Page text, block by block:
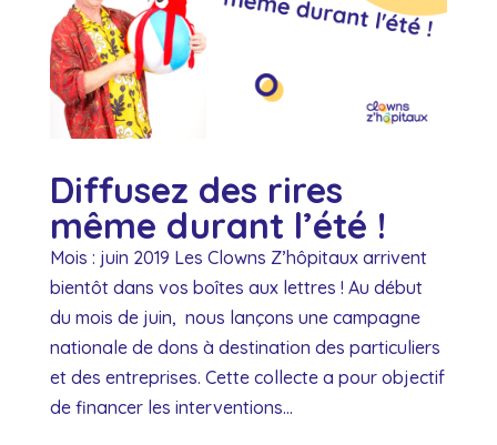
Diffusez des rires
même durant l’été !
Mois : juin 2019 Les Clowns Z’hôpitaux arrivent
bientôt dans vos boîtes aux lettres ! Au début
du mois de juin, nous lançons une campagne
nationale de dons à destination des particuliers
et des entreprises. Cette collecte a pour objectif
de financer les interventions...